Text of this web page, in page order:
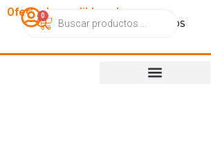
OfertasImperdibles.cl
CatálogoContactoNosotros
0